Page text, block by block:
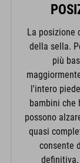
La posizione
della sella.
più
l'intero
bambini che
possono
quasi
consente